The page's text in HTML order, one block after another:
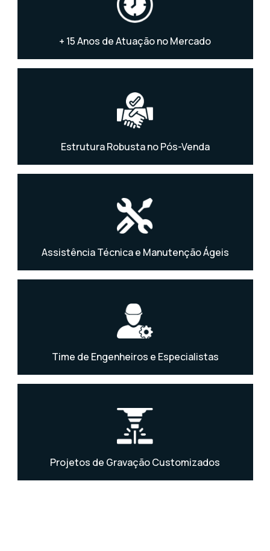
+ 15 Anos de Atuação no Mercado
Estrutura Robusta no Pós-Venda
Assistência Técnica e Manutenção Ágeis
Time de Engenheiros e Especialistas
Projetos de Gravação Customizados